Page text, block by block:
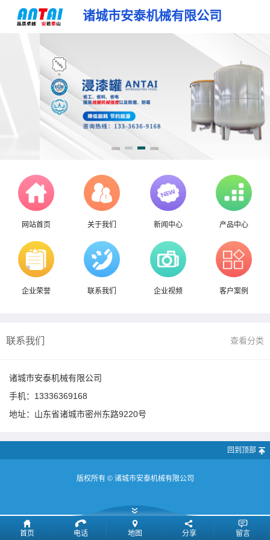
诸城市安泰机械有限公司
网站首页 关于我们 新闻中心 产品中心
企业荣誉 联系我们 企业视频 客户案例
联系我们 查看分类
诸城市安泰机械有限公司
手机： 13336369168
地址：山东省诸城市密州东路9220号
首页 电话 地图 分享 留言
回到顶部
版权所有 © 诸城市安泰机械有限公司